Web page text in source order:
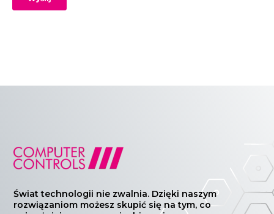
Świat technologii nie zwalnia. Dzięki naszym
rozwiązaniom możesz skupić się na tym, co